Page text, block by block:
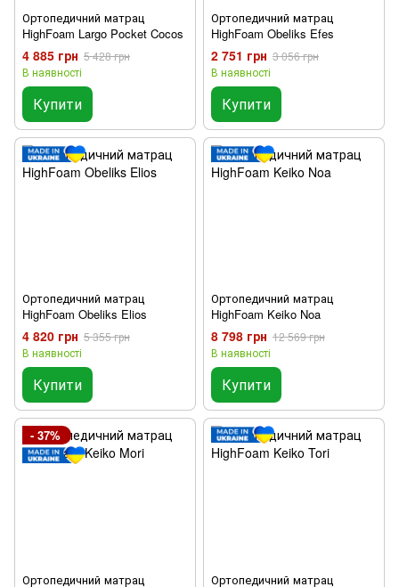
Ортопедичний матрац
HighFoam Largo Pocket Cocos
4 885 грн 5 428 грн
В наявності
Купити
Ортопедичний матрац
HighFoam Obeliks Efes
2 751 грн 3 056 грн
В наявності
Купити
Ортопедичний матрац
HighFoam Obeliks Elios
4 820 грн 5 355 грн
В наявності
Купити
Ортопедичний матрац
HighFoam Keiko Noa
8 798 грн 12 569 грн
В наявності
Купити
- 37%
Ортопедичний матрац
Ортопедичний матрац